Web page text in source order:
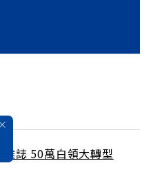
誌 50萬白領大轉型